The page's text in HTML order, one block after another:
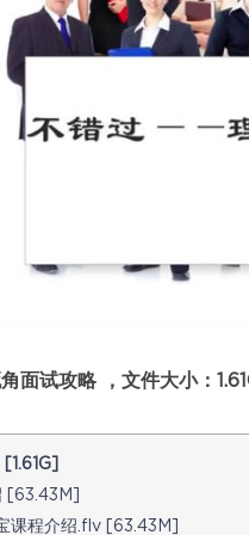
面试攻略 ，文件大小：
[63.43M]
课程介绍.flv [63.43M]